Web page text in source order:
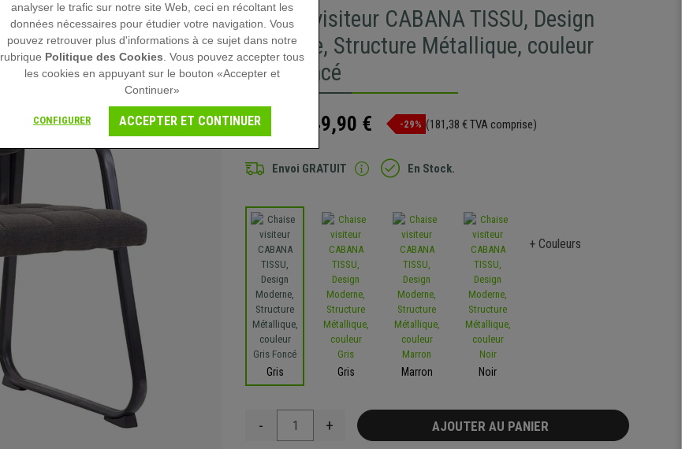
Chaise visiteur CABANA TISSU, Design
Moderne, Structure Métallique, couleur
Gris Foncé
209,90 € 149,90 € -29% (181,38 € TVA comprise)
Envoi GRATUIT En Stock.
Gris Gris Marron Noir
+ Couleurs
- + AJOUTER AU PANIER
analyser le trafic sur notre site Web, ceci en récoltant les
données nécessaires pour étudier votre navigation. Vous
pouvez retrouver plus d'informations à ce sujet dans notre
rubrique Politique des Cookies . Vous pouvez accepter tous
les cookies en appuyant sur le bouton «Accepter et
Continuer»
CONFIGURER ACCEPTER ET CONTINUER